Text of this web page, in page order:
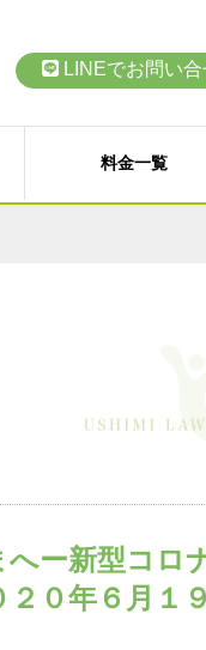
LINEでお問い
料金一覧
へー新型コロ
０年６月１